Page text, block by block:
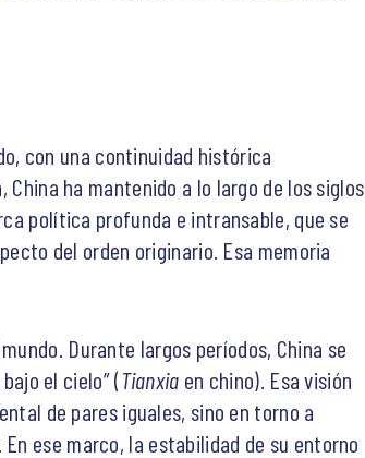
con una continuidad histórica
ha mantenido a lo largo de los siglos
política profunda e intransable, que se
del orden originario. Esa memoria
Durante largos períodos, China se
el cielo” (Tianxia en chino). Esa visión
de pares iguales, sino en torno a
En ese marco, la estabilidad de su entorno